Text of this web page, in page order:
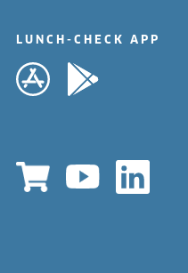
LUNCH-CHECK APP